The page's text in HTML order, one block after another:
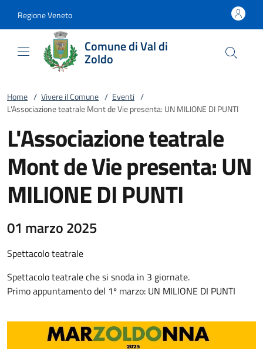
Regione Veneto
Comune di Val di
Zoldo
Home / Vivere il Comune / Eventi /
L'Associazione teatrale Mont de Vie presenta: UN MILIONE DI PUNTI
L'Associazione teatrale
Mont de Vie presenta: UN
MILIONE DI PUNTI
01 marzo 2025
Spettacolo teatrale
Spettacolo teatrale che si snoda in 3 giornate.
Primo appuntamento del 1º marzo: UN MILIONE DI PUNTI